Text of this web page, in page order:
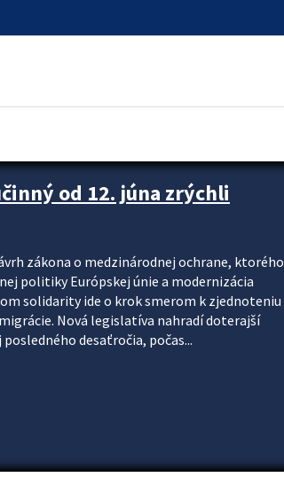
od 12. júna zrýchli
zákona o medzinárodnej ochrane, ktorého
politiky Európskej únie a modernizácia
solidarity ide o krok smerom k zjednoteniu
Nová legislatíva nahradí doterajší
desaťročia, počas...